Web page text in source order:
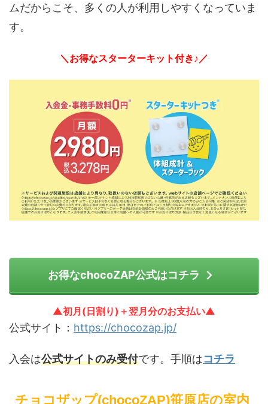
ムだからこそ、多くの人が利用しやすくなっていま
す。
＼お得なスターターキット付き♪／
お得なchocoZAP公式はコチラ
▲初月(日割り)＋翌月分のお支払い▲
公式サイト： https://chocozap.jp/
入会は公式サイトのみ受付です。手順はコチラ
チョコザップ(chocoZAP)笹原店の室内